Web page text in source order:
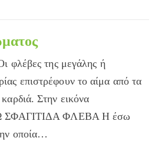
φλέβες της μεγάλης ή
επιστρέφουν το αίμα από τα
Στην εικόνα
ΣΦΑΓΙΤΙΔΑ ΦΛΕΒΑ Η έσω
οποία…